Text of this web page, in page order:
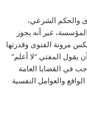
والحكم الشرعي،
غير أنه يجوز
مرونة الفتوى وقدرتها
يقول المفتي “لا أعلم”
في القضايا العامة
والعوامل النفسية